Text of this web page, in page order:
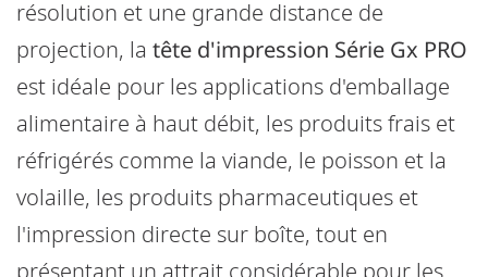
résolution et une grande distance de
projection, la tête d'impression Série Gx PRO
est idéale pour les applications d'emballage
alimentaire à haut débit, les produits frais et
réfrigérés comme la viande, le poisson et la
volaille, les produits pharmaceutiques et
l'impression directe sur boîte, tout en
présentant un attrait considérable pour les